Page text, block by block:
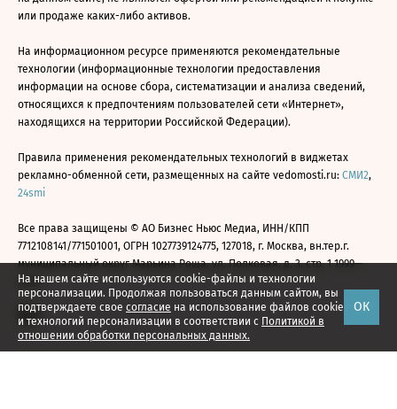
На нашем сайте используются cookie-файлы и технологии
персонализации. Продолжая пользоваться данным сайтом, вы
подтверждаете свое согласие на использование файлов cookie
и технологий персонализации в соответствии с Политикой в
отношении обработки персональных данных.
ОК
или продаже каких-либо активов.
На информационном ресурсе применяются рекомендательные
технологии (информационные технологии предоставления
информации на основе сбора, систематизации и анализа сведений,
относящихся к предпочтениям пользователей сети «Интернет»,
находящихся на территории Российской Федерации).
Правила применения рекомендательных технологий в виджетах
рекламно-обменной сети, размещенных на сайте vedomosti.ru: СМИ2,
24smi
Все права защищены © АО Бизнес Ньюс Медиа, ИНН/КПП
7712108141/771501001, ОГРН 1027739124775, 127018, г. Москва, вн.тер.г.
муниципальный округ Марьина Роща, ул. Полковая, д. 3, стр. 1 1999—
2026